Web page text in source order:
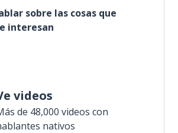
sobre las cosas que
interesan
videos
de 48,000 videos con
nativos